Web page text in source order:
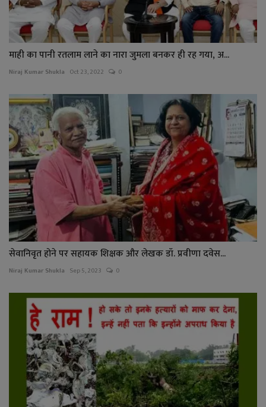
माही का पानी रतलाम लाने का नारा जुमला बनकर ही रह गया, अ...
Niraj Kumar Shukla Oct 23, 2022 0
सेवानिवृत होने पर सहायक शिक्षक और लेखक डॉ. प्रवीणा दवेस...
Niraj Kumar Shukla Sep 5, 2023 0